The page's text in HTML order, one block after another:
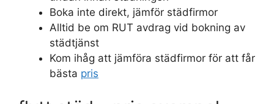
Boka inte direkt, jämför städfirmor
Alltid be om RUT avdrag vid bokning av
städtjänst
Kom ihåg att jämföra städfirmor för att får
bästa pris